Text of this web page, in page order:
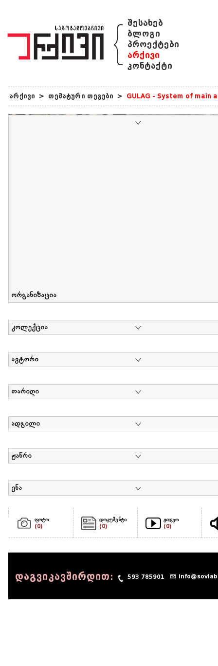
{ შესახებ
ბლოგი
პროექტები
არქივი
კონტაქტი
არქივი > თემატური თეგები > GULAG - System of main
ორგანიზაცია
კოლექცია
ავტორი
თარიღი
ადგილი
ჟანრი
ენა
ფოტო
(0)
დოკუმენტი
(0)
ვიდეო
(0)
დაგვიკავშირდით: 593 785901